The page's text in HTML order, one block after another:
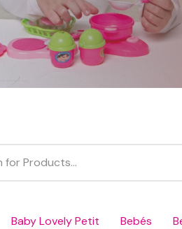
Baby Lovely Petit Bebés